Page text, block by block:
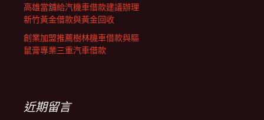
高雄當舖給汽機車借款建議辦理
新竹黃金借款與黃金回收
創業加盟推薦樹林機車借款與驅
鼠膏專業三重汽車借款
近期留言